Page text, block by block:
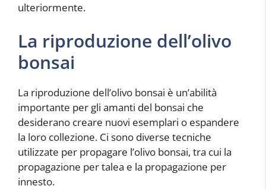
ulteriormente.
La riproduzione dell’olivo
bonsai
La riproduzione dell’olivo bonsai è un’abilità
importante per gli amanti del bonsai che
desiderano creare nuovi esemplari o espandere
la loro collezione. Ci sono diverse tecniche
utilizzate per propagare l’olivo bonsai, tra cui la
propagazione per talea e la propagazione per
innesto.